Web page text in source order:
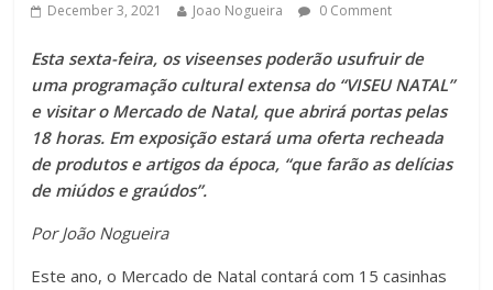
December 3, 2021 Joao Nogueira 0 Comment
Esta sexta-feira, os viseenses poderão usufruir de
uma programação cultural extensa do “VISEU NATAL”
e visitar o Mercado de Natal, que abrirá portas pelas
18 horas. Em exposição estará uma oferta recheada
de produtos e artigos da época, “que farão as delícias
de miúdos e graúdos”.
Por João Nogueira
Este ano, o Mercado de Natal contará com 15 casinhas